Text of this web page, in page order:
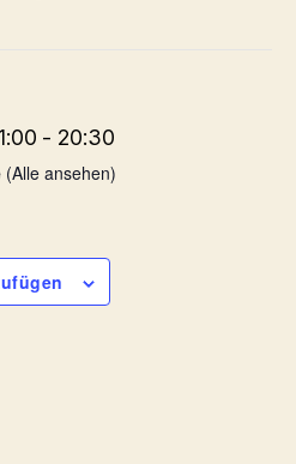
- 20:30
(Alle ansehen)